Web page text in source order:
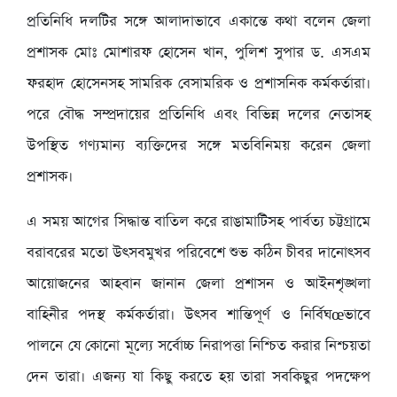
প্রতিনিধি দলটির সঙ্গে আলাদাভাবে একান্তে কথা বলেন জেলা
প্রশাসক মোঃ মোশারফ হোসেন খান, পুলিশ সুপার ড. এসএম
ফরহাদ হোসেনসহ সামরিক বেসামরিক ও প্রশাসনিক কর্মকর্তারা।
পরে বৌদ্ধ সম্প্রদায়ের প্রতিনিধি এবং বিভিন্ন দলের নেতাসহ
উপস্থিত গণ্যমান্য ব্যক্তিদের সঙ্গে মতবিনিময় করেন জেলা
প্রশাসক।
এ সময় আগের সিদ্ধান্ত বাতিল করে রাঙামাটিসহ পার্বত্য চট্টগ্রামে
বরাবরের মতো উৎসবমুখর পরিবেশে শুভ কঠিন চীবর দানোৎসব
আয়োজনের আহবান জানান জেলা প্রশাসন ও আইনশৃঙ্খলা
বাহিনীর পদস্থ কর্মকর্তারা। উৎসব শান্তিপূর্ণ ও নির্বিঘœভাবে
পালনে যে কোনো মূল্যে সর্বোচ্চ নিরাপত্তা নিশ্চিত করার নিশ্চয়তা
দেন তারা। এজন্য যা কিছু করতে হয় তারা সবকিছুর পদক্ষেপ